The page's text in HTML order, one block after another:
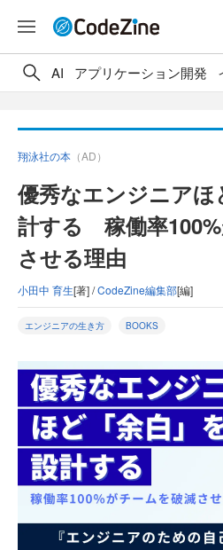
AI アプリケーション開発
翔泳社の本 （AD）
優秀なエンジニアほ
計する 稼働率
させる理由
小田中 育生[著] /CodeZine編集部[編]
エンジニアの生き方 BOOKS